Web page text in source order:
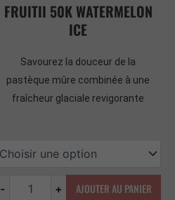
FRUITII 50K WATERMELON
ICE
Savourez la douceur de la
pastèque mûre combinée à une
fraîcheur glaciale revigorante
- + AJOUTER AU PANIER